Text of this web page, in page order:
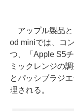
アップル製品と
od miniでは、コ
つ、「Apple S5
ミックレンジの
とパッシブラジ
理される。